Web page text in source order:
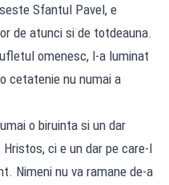
Sfantul Pavel, e
de atunci si de totdeauna.
omenesc, l-a luminat
cetatenie nu numai a
o biruinta si un dar
ci e un dar pe care-l
Nimeni nu va ramane de-a